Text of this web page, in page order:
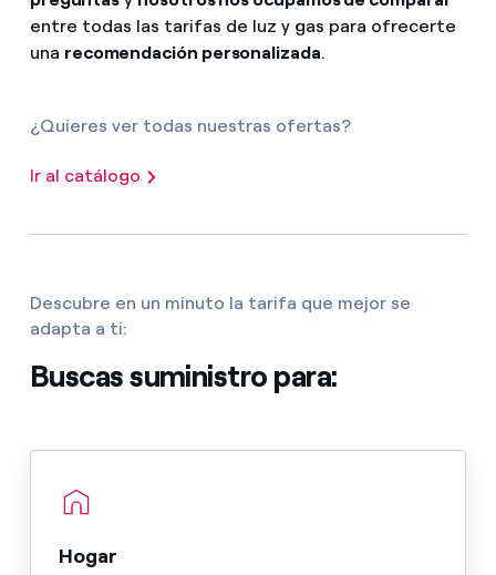
entre todas las tarifas de luz y gas para ofrecerte
una recomendación personalizada.
¿Quieres ver todas nuestras ofertas?
Ir al catálogo
Descubre en un minuto la tarifa que mejor se
adapta a ti:
Buscas suministro para:
Hogar